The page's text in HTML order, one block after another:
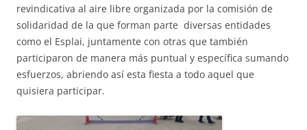
revindicativa al aire libre organizada por la comisión de
solidaridad de la que forman parte diversas entidades
como el Esplai, juntamente con otras que también
participaron de manera más puntual y específica sumando
esfuerzos, abriendo así esta fiesta a todo aquel que
quisiera participar.
COL·LABORA
Fes voluntariat
Fes un donatiu
Treballa amb nosaltres